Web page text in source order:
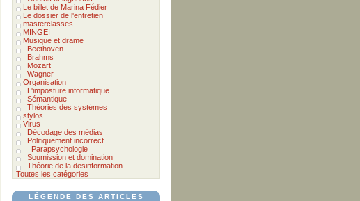
Le billet de Marina Fédier
Le dossier de l'entretien
masterclasses
MINGEI
Musique et drame
Beethoven
Brahms
Mozart
Wagner
Organisation
L'imposture informatique
Sémantique
Théories des systèmes
stylos
Virus
Décodage des médias
Politiquement incorrect
Parapsychologie
Soumission et domination
Théorie de la desinformation
Toutes les catégories
LÉGENDE DES ARTICLES